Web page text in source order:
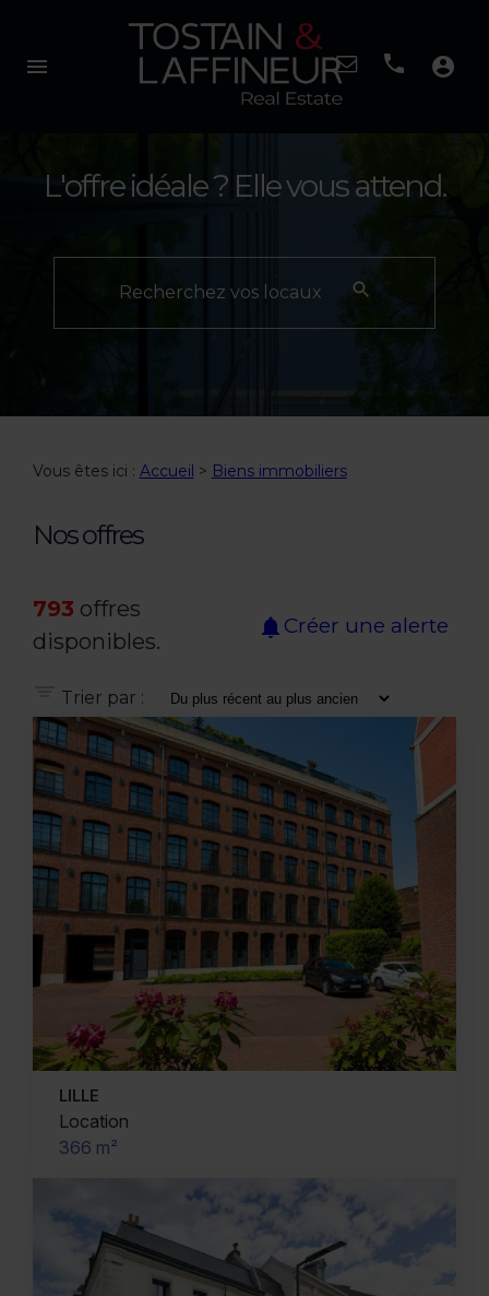
menu account_circle
L'offre idéale ? Elle vous attend.
Recherchez vos locaux
Vous êtes ici : Accueil > Biens immobiliers
Nos offres
793 offres
disponibles.
notifications Créer une alerte
Trier par :
LILLE
Location
366 m²